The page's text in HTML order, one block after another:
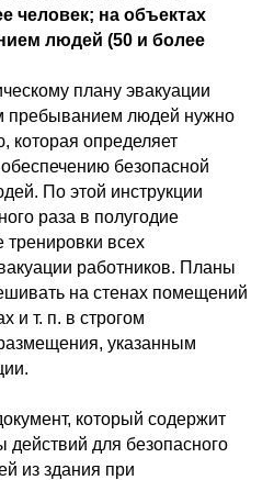
человек; на объектах
людей (50 и более
плану эвакуации
пребыванием людей нужно
которая определяет
безопасной
По этой инструкции
раза в полугодие
тренировки всех
работников. Планы
на стенах помещений
и т. п. в строгом
указанным
который содержит
действий для безопасного
из здания при